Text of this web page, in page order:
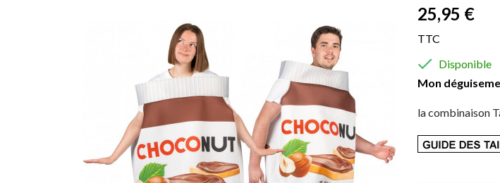
25,95 €
TTC
 Disponible
Mon
la combinaison